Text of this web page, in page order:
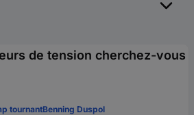
de tension cherchez-vous
tournantBenning Duspol